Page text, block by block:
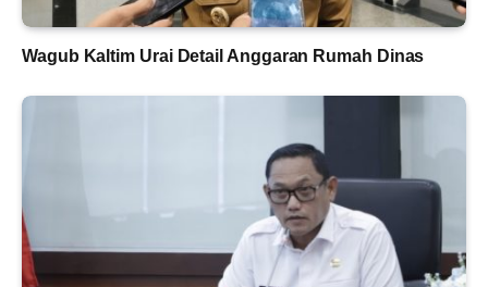
Wagub Kaltim Urai Detail Anggaran Rumah Dinas